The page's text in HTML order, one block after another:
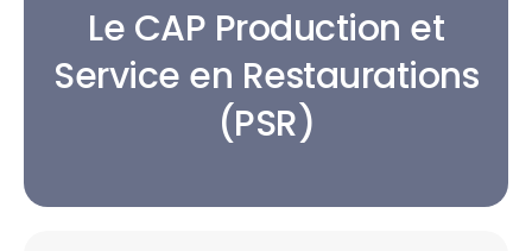
Le CAP Production et
Service en Restaurations
(PSR)